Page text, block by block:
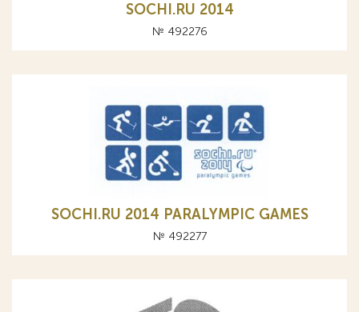
SOCHI.RU 2014
№ 492276
SOCHI.RU 2014 PARALYMPIC GAMES
№ 492277